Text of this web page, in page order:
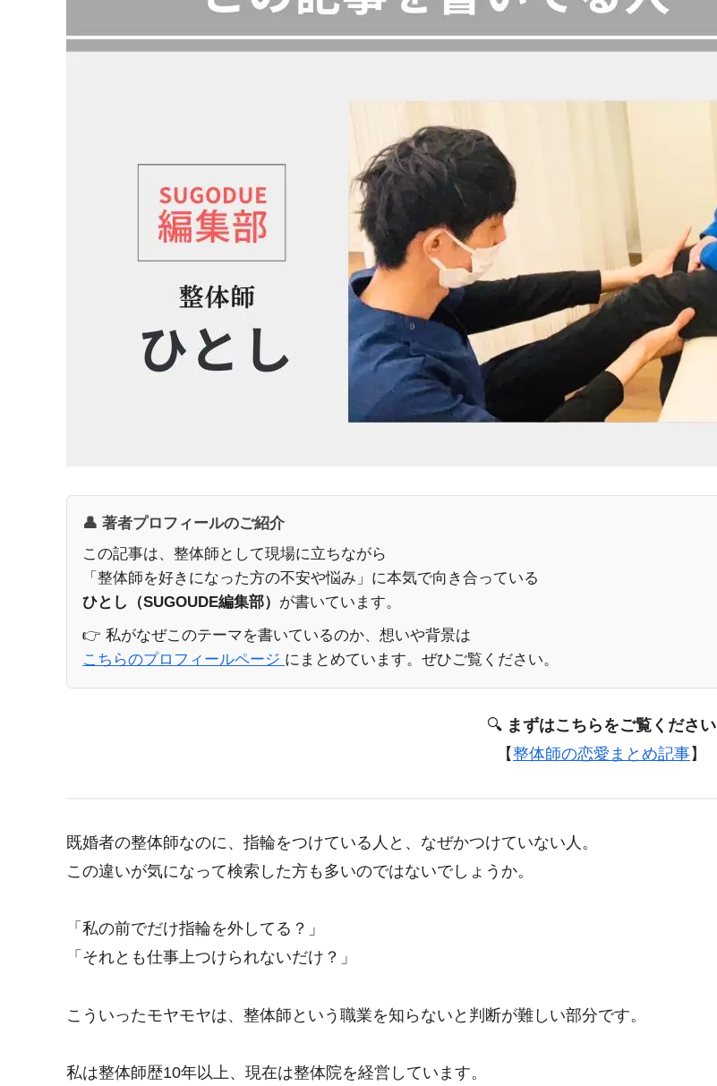
👤 著者プロフィールのご紹介
この記事は、整体師として現場に立ちながら
「整体師を好きになった方の不安や悩み」に本気で向き合っている
ひとし（SUGOUDE編集部） が書いています。
👉 私がなぜこのテーマを書いているのか、想いや背景は
こちらのプロフィールページ にまとめています。ぜひご覧ください。
🔍 まずはこちらをご覧ください
【整体師の恋愛まとめ記事】
既婚者の整体師なのに、指輪をつけている人と、なぜかつけていない人。
この違いが気になって検索した方も多いのではないでしょうか。
「私の前でだけ指輪を外してる？」
「それとも仕事上つけられないだけ？」
こういったモヤモヤは、整体師という職業を知らないと判断が難しい部分です。
私は整体師歴10年以上、現在は整体院を経営しています。